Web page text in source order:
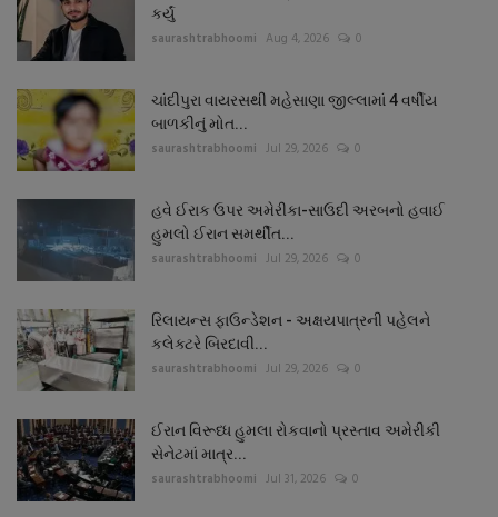
કર્યું
saurashtrabhoomi Aug 4, 2026 0
ચાંદીપુરા વાયરસથી મહેસાણા જીલ્લામાં 4 વર્ષીય
બાળકીનું મોત...
saurashtrabhoomi Jul 29, 2026 0
હવે ઈરાક ઉપર અમેરીકા-સાઉદી અરબનો હવાઈ
હુમલો ઈરાન સમર્થીત...
saurashtrabhoomi Jul 29, 2026 0
રિલાયન્સ ફાઉન્ડેશન - અક્ષયપાત્રની પહેલને
કલેક્ટરે બિરદાવી...
saurashtrabhoomi Jul 29, 2026 0
ઈરાન વિરૂધ્ધ હુમલા રોકવાનો પ્રસ્તાવ અમેરીકી
સેનેટમાં માત્ર...
saurashtrabhoomi Jul 31, 2026 0